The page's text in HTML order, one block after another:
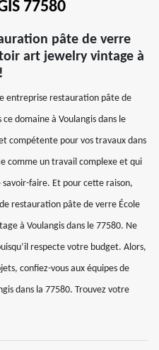
77580
pâte de verre
art jewelry vintage à
entreprise restauration pâte de
domaine à Voulangis dans le
compétente pour vos travaux dans
comme un travail complexe et qui
faire. Et pour cette raison,
restauration pâte de verre École
à Voulangis dans le 77580. Ne
respecte votre budget. Alors,
confiez-vous aux équipes de
dans la 77580. Trouvez votre